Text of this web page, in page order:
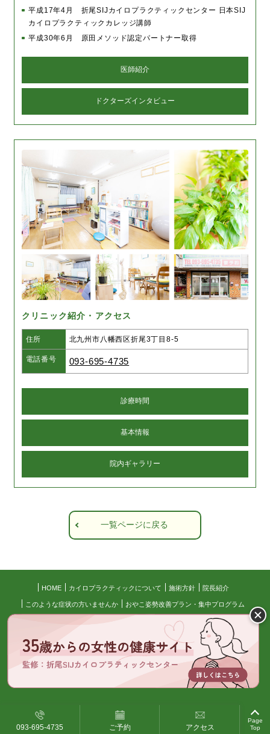
平成17年4月 折尾SIJカイロプラクティックセンター 日本SIJ
カイロプラクティックカレッジ講師
平成30年6月 原田メソッド認定パートナー取得
医師紹介
ドクターズインタビュー
クリニック紹介・アクセス
住所 北九州市八幡西区折尾3丁目8-5
電話番号 093-695-4735
診療時間
基本情報
院内ギャラリー
一覧ページに戻る
Page
Top
093-695-4735 ご予約 アクセス
HOME カイロプラクティックについて 施術方針 院長紹介
このような症状の方いませんか おやこ姿勢改善プラン・集中プログラム
施術の流れ 料金について
お知らせ ブログ サイトマップ
© 折尾SIJカイロプラクティックセンター All Right Reserved.